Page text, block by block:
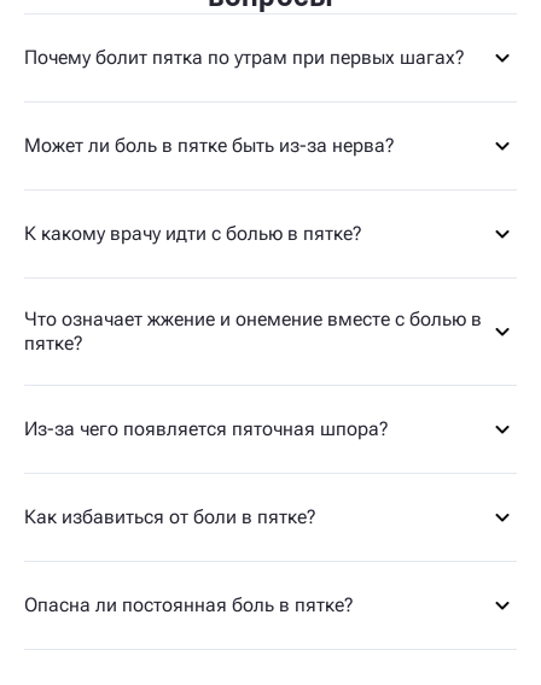
Почему болит пятка по утрам при первых шагах?
Может ли боль в пятке быть из-за нерва?
К какому врачу идти с болью в пятке?
Что означает жжение и онемение вместе с болью в
пятке?
Из-за чего появляется пяточная шпора?
Как избавиться от боли в пятке?
Опасна ли постоянная боль в пятке?